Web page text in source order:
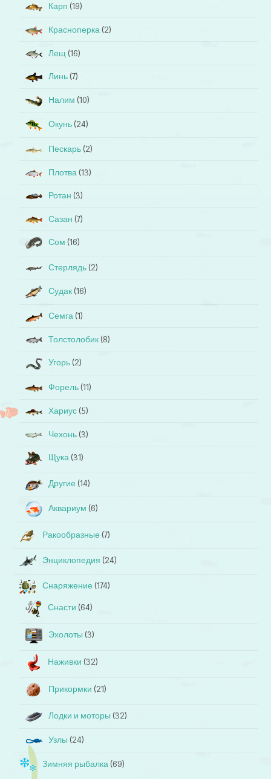
Карп (19)
Красноперка (2)
Лещ (16)
Линь (7)
Налим (10)
Окунь (24)
Пескарь (2)
Плотва (13)
Ротан (3)
Сазан (7)
Сом (16)
Стерлядь (2)
Судак (16)
Семга (1)
Толстолобик (8)
Угорь (2)
Форель (11)
Хариус (5)
Чехонь (3)
Щука (31)
Другие (14)
Аквариум (6)
Ракообразные (7)
Энциклопедия (24)
Снаряжение (174)
Снасти (64)
Эхолоты (3)
Наживки (32)
Прикормки (21)
Лодки и моторы (32)
Узлы (24)
Зимняя рыбалка (69)